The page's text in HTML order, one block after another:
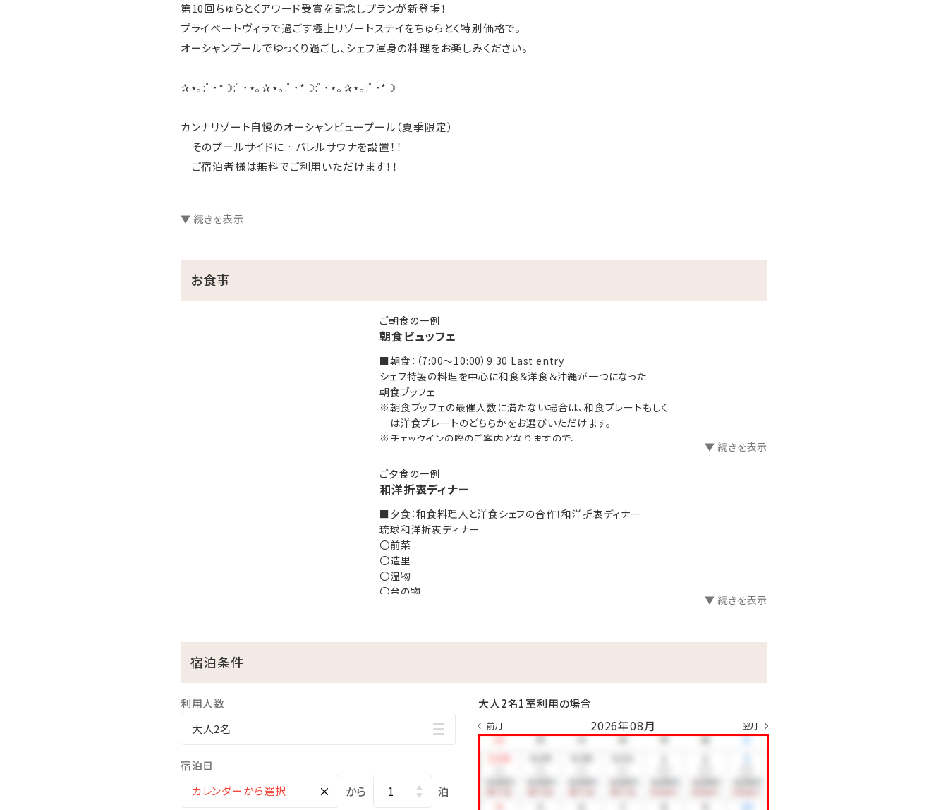
第10回ちゅらとくアワード受賞を記念しプランが新登場！
プライベートヴィラで過ごす極上リゾートステイをちゅらとく特別価格で。
オーシャンプールでゆっくり過ごし、シェフ渾身の料理をお楽しみください。
✰⋆｡:ﾟ･*☽:ﾟ･⋆｡✰⋆｡:ﾟ･*☽:ﾟ･⋆｡✰⋆｡:ﾟ･*☽
カンナリゾート自慢のオーシャンビュープール（夏季限定）
そのプールサイドに…バレルサウナを設置！！
ご宿泊者様は無料でご利用いただけます！！
■朝食：（7:00～10:00）9:30Last entry
シェフ特製の料理を中心に和食＆洋食＆沖縄が一つになった朝食ブッフェ
※朝食ブッフェの最催人数に満たない場合は、和食プレートもしく
は洋食プレートのどちらかをお選びいただけます。
※チェックインの際のご案内となりますので予めご了承くださいませ
■夕食：和食料理人と洋食シェフの合作！和洋折衷ディナー(夕食付プラン)
※メニュー内容は季節やその日の仕入れ状況により変更する場合がございます。
◆夕食なしのプランでお食事を希望されるお客様に関しましては、
チェックインの際にスタッフへその旨をお伝えください。
当日ディナーのご予約状況に空きがある場合は、居酒屋メニューで
※居酒屋メニューは、当日の状況により、お受けできない場合もございますので、
予めご了承くださいませ。
▼ 続きを表示
お食事
ご朝食の一例
朝食ビュッフェ
■朝食：（7:00～10:00）9:30 Last entry
シェフ特製の料理を中心に和食＆洋食＆沖縄が一つになった
朝食ブッフェ
※朝食ブッフェの最催人数に満たない場合は、和食プレートもしく
は洋食プレートのどちらかをお選びいただけます。
※チェックインの際のご案内となりますので、
▼ 続きを表示
ご夕食の一例
和洋折衷ディナー
■夕食：和食料理人と洋食シェフの合作！和洋折衷ディナー
琉球和洋折衷ディナー
〇前菜
〇造里
〇温物
〇台の物
※メニュー内容は季節やその日の仕入れ状況により変更する場合
▼ 続きを表示
宿泊条件
利用人数
大人2名
宿泊日
× から 泊
大人2名1室利用の場合
前月 2026年08月 翌月